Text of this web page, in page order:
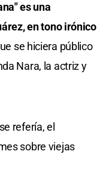
es una
en tono irónico
se hiciera público
Nara, la actriz y
refería, el
sobre viejas